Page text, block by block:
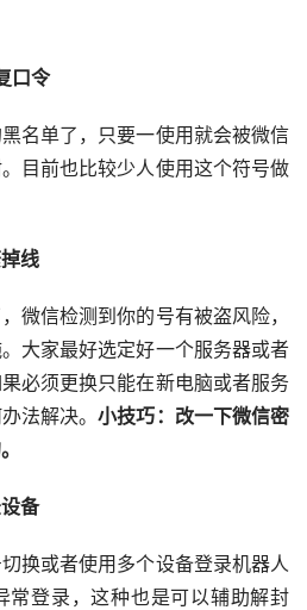
口令
名单了，只要一使用就会被微信
目前也比较少人使用这个符号做
线
微信检测到你的号有被盗风险，
大家最好选定好一个服务器或者
必须更换只能在新电脑或者服务
法解决。小技巧：改一下微信密
备
换或者使用多个设备登录机器人
常登录，这种也是可以辅助解封